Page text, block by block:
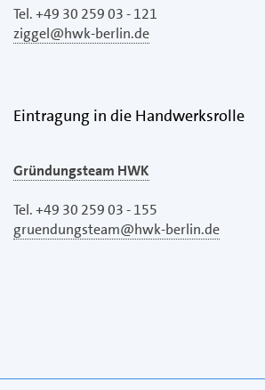
Tel. +49 30 259 03 - 121
ziggel@hwk-berlin.de
Eintragung in die Handwerksrolle
Gründungsteam HWK
Tel. +49 30 259 03 - 155
gruendungsteam@hwk-berlin.de